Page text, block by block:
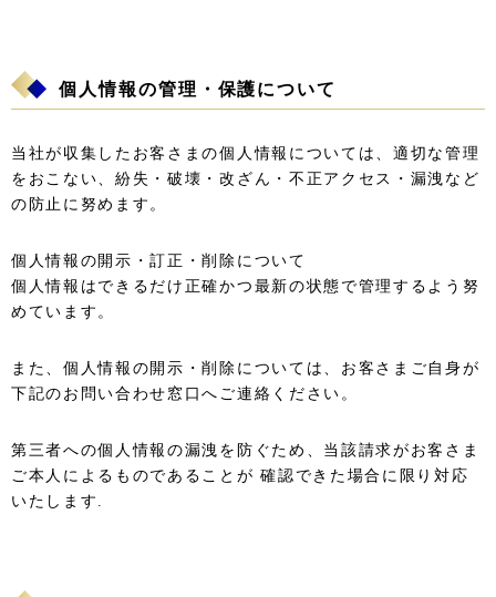
個人情報の管理・保護について
当社が収集したお客さまの個人情報については、適切な管理
をおこない、紛失・破壊・改ざん・不正アクセス・漏洩など
の防止に努めます。
個人情報の開示・訂正・削除について
個人情報はできるだけ正確かつ最新の状態で管理するよう努
めています。
また、個人情報の開示・削除については、お客さまご自身が
下記のお問い合わせ窓口へご連絡ください。
第三者への個人情報の漏洩を防ぐため、当該請求がお客さま
ご本人によるものであることが 確認できた場合に限り対応
いたします.